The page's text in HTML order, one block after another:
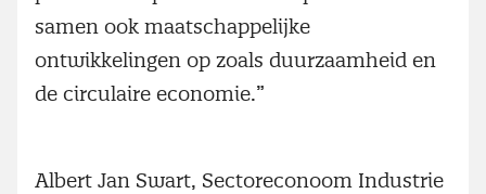
samen ook maatschappelijke
ontwikkelingen op zoals duurzaamheid en
de circulaire economie.”
Albert Jan Swart, Sectoreconoom Industrie